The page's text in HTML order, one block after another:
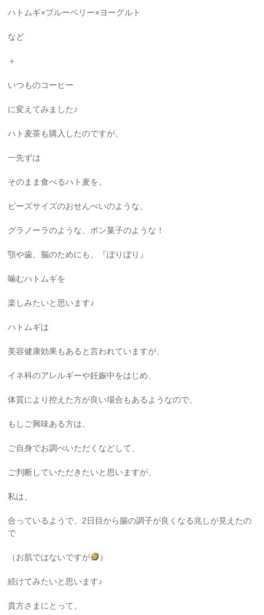
ハトムギ×ブルーベリー×ヨーグルト
など
＋
いつものコーヒー
に変えてみました♪
ハト麦茶も購入したのですが、
一先ずは
そのまま食べるハト麦を。
ビーズサイズのおせんべいのような、
グラノーラのような、ポン菓子のような！
顎や歯、脳のためにも、『ぼりぼり』
噛むハトムギを
楽しみたいと思います♪
ハトムギは
美容健康効果もあると言われていますが、
イネ科のアレルギーや妊娠中をはじめ、
体質により控えた方が良い場合もあるようなので、
もしご興味ある方は、
ご自身でお調べいただくなどして、
ご判断していただきたいと思いますが、
私は、
合っているようで、2日目から腸の調子が良くなる兆しが見えたの
で
（お肌ではないですが ）
続けてみたいと思います♪
貴方さまにとって、